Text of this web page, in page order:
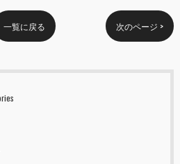
一覧に戻る 次のページ >